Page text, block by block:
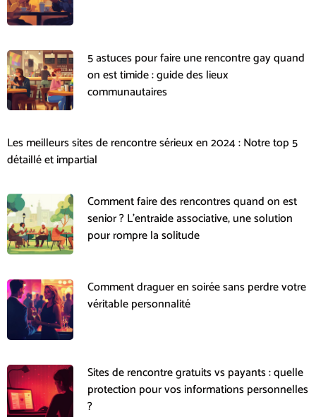
5 astuces pour faire une rencontre gay quand
on est timide : guide des lieux
communautaires
Les meilleurs sites de rencontre sérieux en 2024 : Notre top 5
détaillé et impartial
Comment faire des rencontres quand on est
senior ? L’entraide associative, une solution
pour rompre la solitude
Comment draguer en soirée sans perdre votre
véritable personnalité
Sites de rencontre gratuits vs payants : quelle
protection pour vos informations personnelles
?